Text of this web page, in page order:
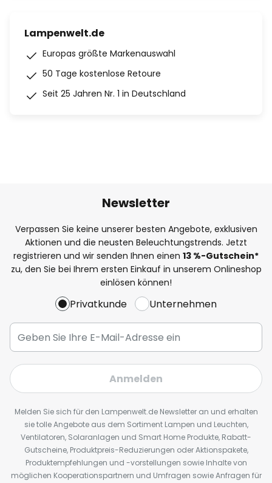
Lampenwelt.de
Europas größte Markenauswahl
50 Tage kostenlose Retoure
Seit 25 Jahren Nr. 1 in Deutschland
Newsletter
Verpassen Sie keine unserer besten Angebote, exklusiven
Aktionen und die neusten Beleuchtungstrends. Jetzt
registrieren und wir senden Ihnen einen 13 %-Gutschein*
zu, den Sie bei Ihrem ersten Einkauf in unserem Onlineshop
einlösen können!
Privatkunde Unternehmen
Anmelden
Melden Sie sich für den Lampenwelt.de Newsletter an und erhalten
sie tolle Angebote aus dem Sortiment Lampen und Leuchten,
Ventilatoren, Solaranlagen und Smart Home Produkte, Rabatt-
Gutscheine, Produktpreis-Reduzierungen oder Aktionspakete,
Produktempfehlungen und -vorstellungen sowie Inhalte von
möglichen Kooperationspartnern und Umfragen sowie Anfragen für